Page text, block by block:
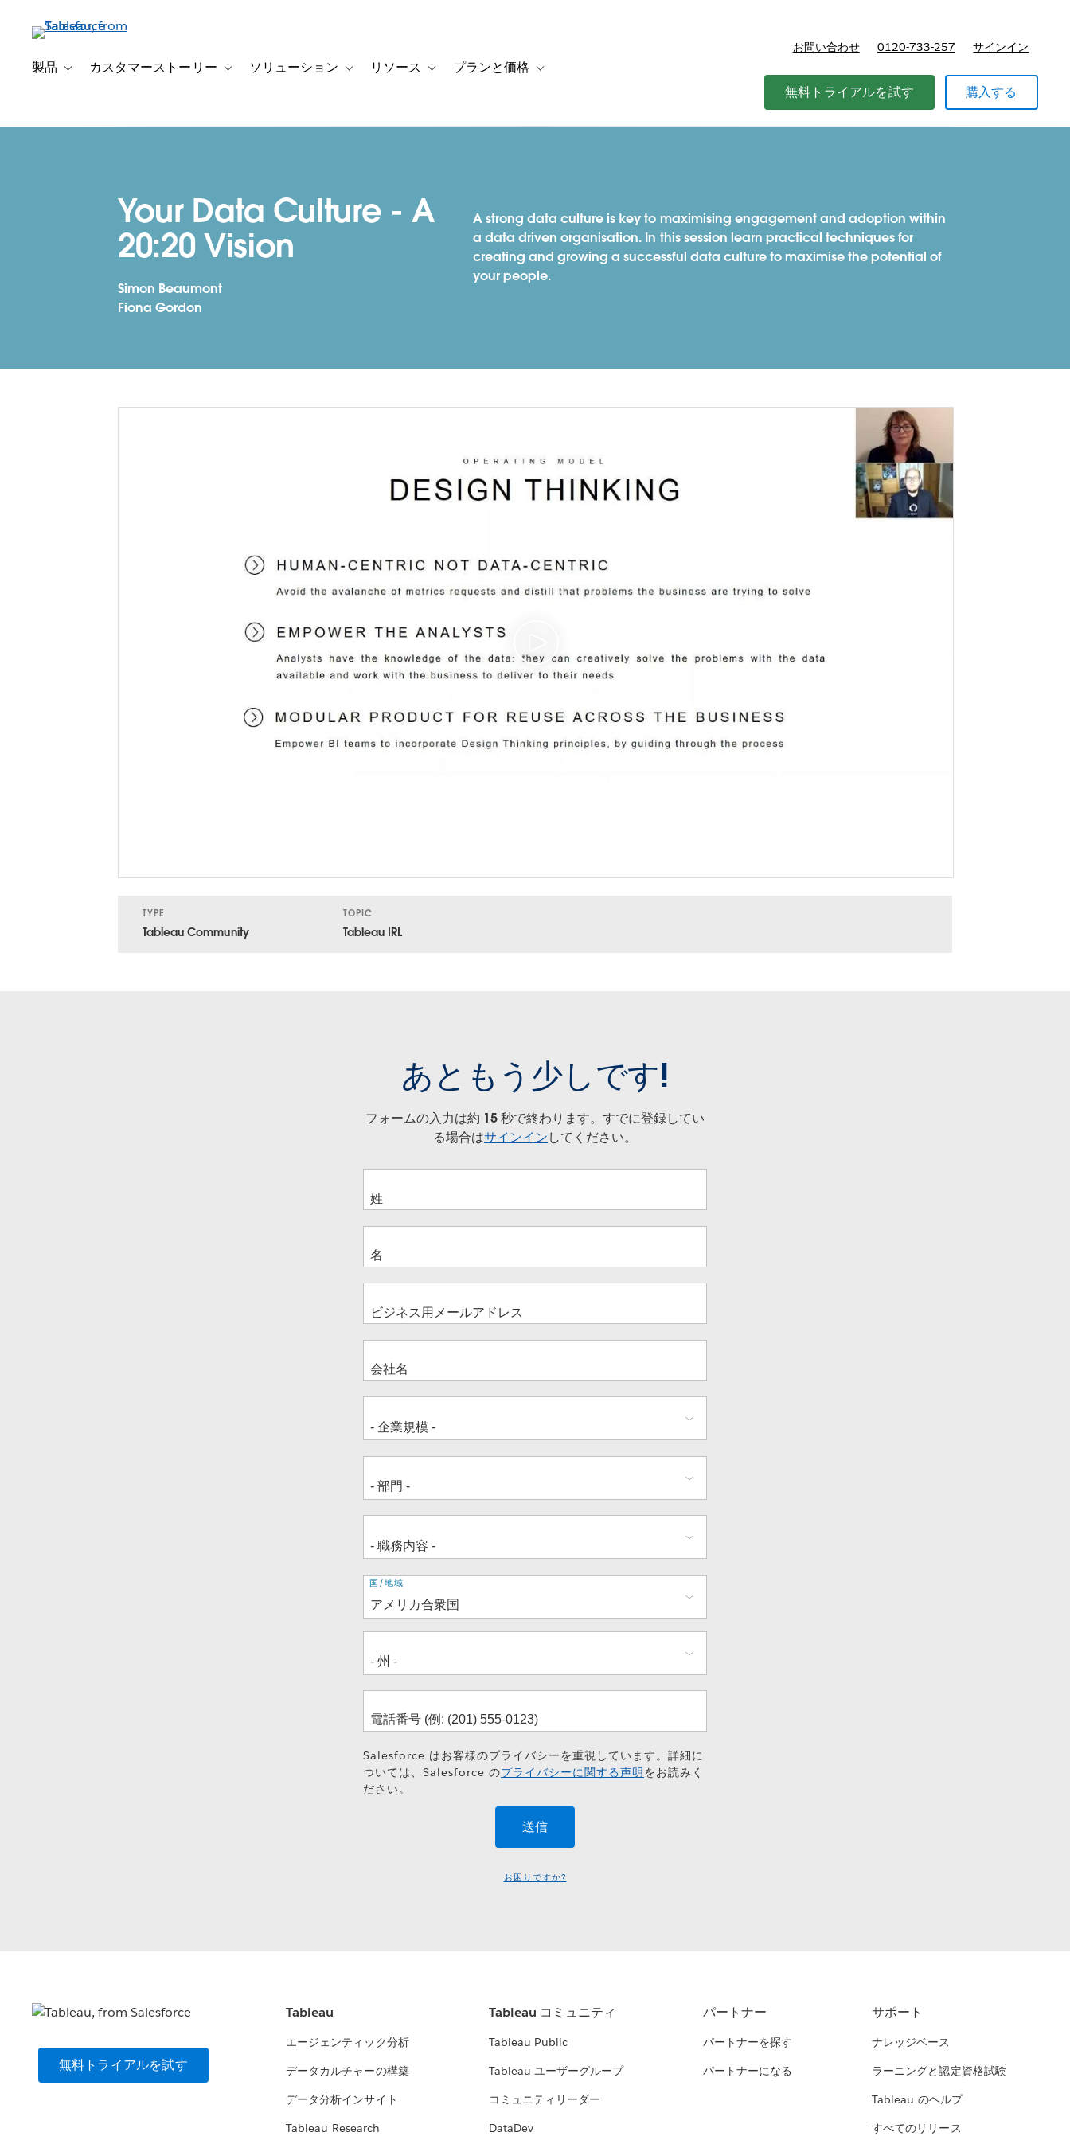
ン
製品 Toggle sub-navigation for 製品
カスタマーストーリー Toggle sub-navigation for カスタマーストーリー
ソリューション Toggle sub-navigation for ソリューション
リソース Toggle sub-navigation for リソース
プランと価格 Toggle sub-navigation for プランと価格
お問い合わせ 0120-733-257 サインイン
無料トライアルを試す 購入する
Your Data Culture - A
20:20 Vision
Simon Beaumont
Fiona Gordon
A strong data culture is key to maximising engagement and adoption within
a data driven organisation. In this session learn practical techniques for
creating and growing a successful data culture to maximise the potential of
your people.
TYPE
Tableau Community
TOPIC
Tableau IRL
あともう少しです!
フォームの入力は約 15 秒で終わります。すでに登録してい
る場合はサインインしてください。
住
所
国/地域
Salesforce はお客様のプライバシーを重視しています。詳細に
ついては、Salesforce のプライバシーに関する声明をお読みく
ださい。
お困りですか?
無料トライアルを試す
Tableau
エージェンティック分析
データカルチャーの構築
データ分析インサイト
Tableau Research
Tableau コミュニティ
Tableau Public
Tableau ユーザーグループ
コミュニティリーダー
DataDev
パートナー
パートナーを探す
パートナーになる
サポート
ナレッジベース
ラーニングと認定資格試験
Tableau のヘルプ
すべてのリリース